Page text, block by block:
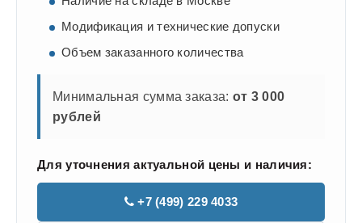
Модификация и технические допуски
Объем заказанного количества
Минимальная сумма заказа: от 3 000
рублей
Для уточнения актуальной цены и наличия:
+7 (499) 229 4033